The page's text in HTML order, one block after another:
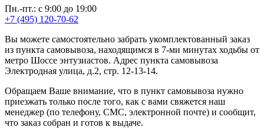
Пн.-пт.: с 9:00 до 19:00
+7 (495) 120-70-62
Вы можете самостоятельно забрать укомплектованный заказ
из пункта самовывоза, находящимся в 7-ми минутах ходьбы от
метро Шоссе энтузиастов. Адрес пункта самовывоза
Электродная улица, д.2, стр. 12-13-14.
Обращаем Ваше внимание, что в пункт самовывоза нужно
приезжать только после того, как с вами свяжется наш
менеджер (по телефону, СМС, электронной почте) и сообщит,
что заказ собран и готов к выдаче.